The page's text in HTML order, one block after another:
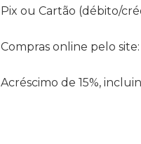
Pix ou Cartão (débito/
Compras online pelo site:
Acréscimo de 15%,